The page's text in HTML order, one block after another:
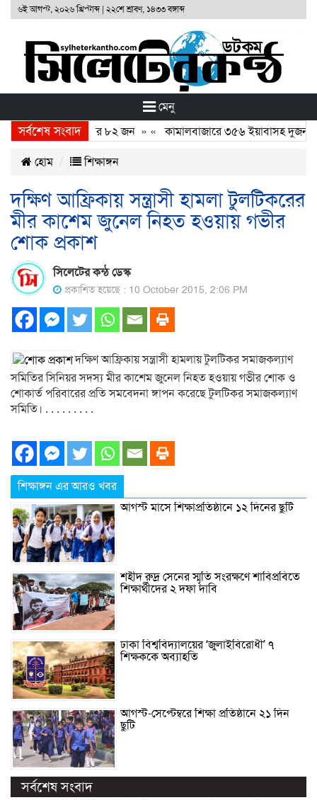
৬ই আগস্ট, ২০২৬ খ্রিস্টাব্দ| ২২শে শ্রাবণ, ১৪৩৩ বঙ্গাব্দ
মেনু
সর্বশেষ সংবাদ
২৪ ঘন্টায় গ্রেফতার ৮২ জন» « কামালবাজারে ৩৫৬ ইয়াবাসহ দুজন
হোম শিক্ষাঙ্গন
দক্ষিণ আফ্রিকায় সন্ত্রাসী হামলা টুলটিকরের
মীর কাশেম জুনেল নিহত হওয়ায় গভীর
শোক প্রকাশ
সিলেটের কন্ঠ ডেস্ক
প্রকাশিত হয়েছে : 10 October 2015, 2:06 PM
দক্ষিণ আফ্রিকায় সন্ত্রাসী হামলায় টুলটিকর সমাজকল্যাণ
সমিতির সিনিয়র সদস্য মীর কাশেম জুনেল নিহত হওয়ায় গভীর শোক ও
শোকার্ত পরিবারের প্রতি সমবেদনা ঙ্গাপন করেছে টুলটিকর সমাজকল্যাণ
সমিতি। . . . . . . . . .
শিক্ষাঙ্গন এর আরও খবর
আগস্ট মাসে শিক্ষাপ্রতিষ্ঠানে ১২ দিনের ছুটি
শহীদ রুদ্র সেনের স্মৃতি সংরক্ষণে শাবিপ্রবিতে
শিক্ষার্থীদের ২ দফা দাবি
ঢাকা বিশ্ববিদ্যালয়ের ‘জুলাইবিরোধী’ ৭
শিক্ষককে অব্যাহতি
আগস্ট-সেপ্টেম্বরে শিক্ষা প্রতিষ্ঠানে ২১ দিন
ছুটি
সর্বশেষ সংবাদ